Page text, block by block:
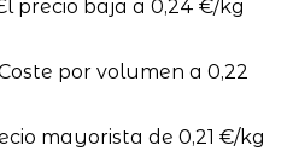
precio baja a 0,24 €/kg
por volumen a 0,22
mayorista de 0,21 €/kg